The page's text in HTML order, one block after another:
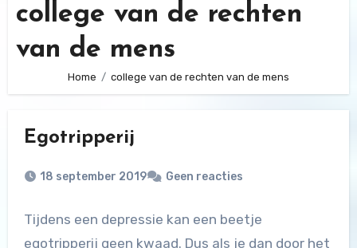
college van de rechten
van de mens
Home college van de rechten van de mens
Egotripperij
18 september 2019 Geen reacties
Tijdens een depressie kan een beetje
egotripperij geen kwaad. Dus als je dan door het